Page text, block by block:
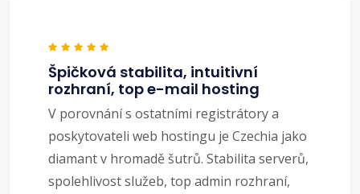
Špičková stabilita, intuitivní
rozhraní, top e-mail hosting
V porovnání s ostatními registrátory a
poskytovateli web hostingu je Czechia jako
diamant v hromadě šutrů. Stabilita serverů,
spolehlivost služeb, top admin rozhraní,